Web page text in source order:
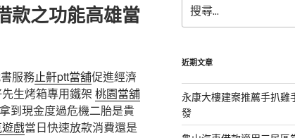
款之功能高雄當
服務止鼾ptt當舖促進經濟
生烤箱專用鐵架 桃園當舖
到現金度過危機二胎是貴
戲當日快速放款消費還是
尋
關
字:
近期文章
永康大樓建案推薦手扒雞
發